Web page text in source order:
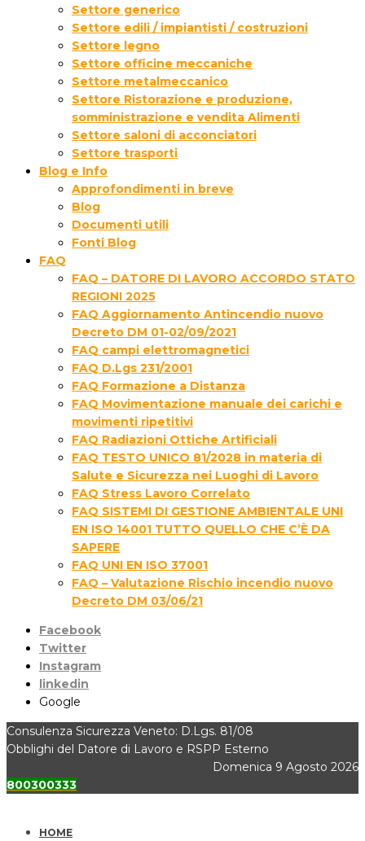
Settore generico
Settore edili / impiantisti / costruzioni
Settore legno
Settore officine meccaniche
Settore metalmeccanico
Settore Ristorazione e produzione,
somministrazione e vendita Alimenti
Settore saloni di acconciatori
Settore trasporti
Blog e Info
Approfondimenti in breve
Blog
Documenti utili
Fonti Blog
FAQ
FAQ – DATORE DI LAVORO ACCORDO STATO
REGIONI 2025
FAQ Aggiornamento Antincendio nuovo
Decreto DM 01-02/09/2021
FAQ campi elettromagnetici
FAQ D.Lgs 231/2001
FAQ Formazione a Distanza
FAQ Movimentazione manuale dei carichi e
movimenti ripetitivi
FAQ Radiazioni Ottiche Artificiali
FAQ TESTO UNICO 81/2028 in materia di
Salute e Sicurezza nei Luoghi di Lavoro
FAQ Stress Lavoro Correlato
FAQ SISTEMI DI GESTIONE AMBIENTALE UNI
EN ISO 14001 TUTTO QUELLO CHE C’È DA
SAPERE
FAQ UNI EN ISO 37001
FAQ – Valutazione Rischio incendio nuovo
Decreto DM 03/06/21
Facebook
Twitter
Instagram
linkedin
Google
Consulenza Sicurezza Veneto: D.Lgs. 81/08
Obblighi del Datore di Lavoro e RSPP Esterno
Domenica 9 Agosto 2026
800300333
HOME